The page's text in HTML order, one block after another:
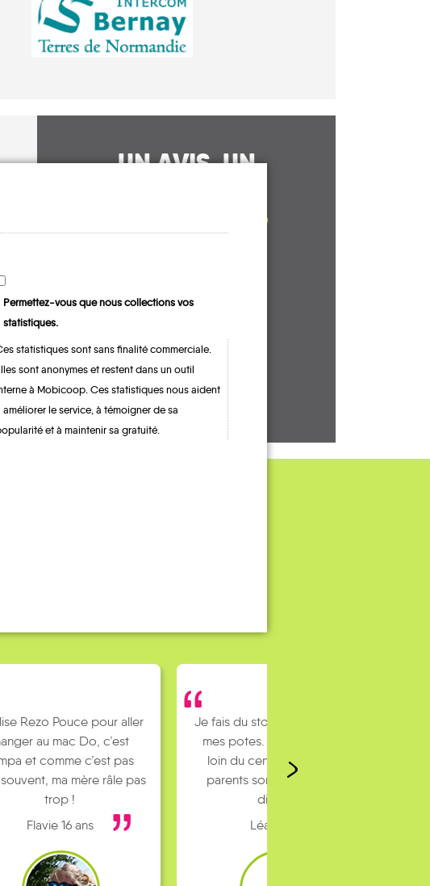
UN AVIS, UN
À PARTAGER ?
CONTACTEZ-NOUS !
Rezo Pouce pour aller
au mac Do, c’est
et comme c’est pas
ma mère râle pas
trop !
Flavie 16 ans
Je fais du stop pour rejoindre
mes potes. J’habite un peu
loin du centre ville et mes
parents sont pas toujours
dispo…
Léa 16 ans
Permettez-vous que nous collections vos
statistiques.
statistiques sont sans finalité commerciale.
sont anonymes et restent dans un outil
à Mobicoop. Ces statistiques nous aident
améliorer le service, à témoigner de sa
et à maintenir sa gratuité.